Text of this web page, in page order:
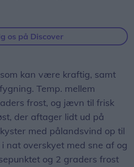
os på Discover
kan være kraftig, samt
Temp. mellem
frost, og jævn til frisk
der aftager lidt ud på
med pålandsvind op til
nat overskyet med sne af og
og 2 graders frost